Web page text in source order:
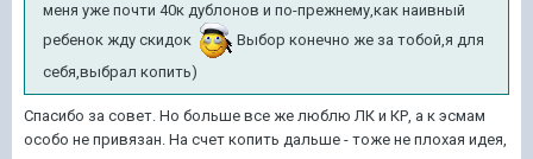
меня уже почти 40к дублонов и по-прежнему,как наивный
ребенок жду скидок
Выбор конечно же за тобой,я для
себя,выбрал копить)
Спасибо за совет. Но больше все же люблю ЛК и КР, а к эсмам
особо не привязан. На счет копить дальше - тоже не плохая идея,